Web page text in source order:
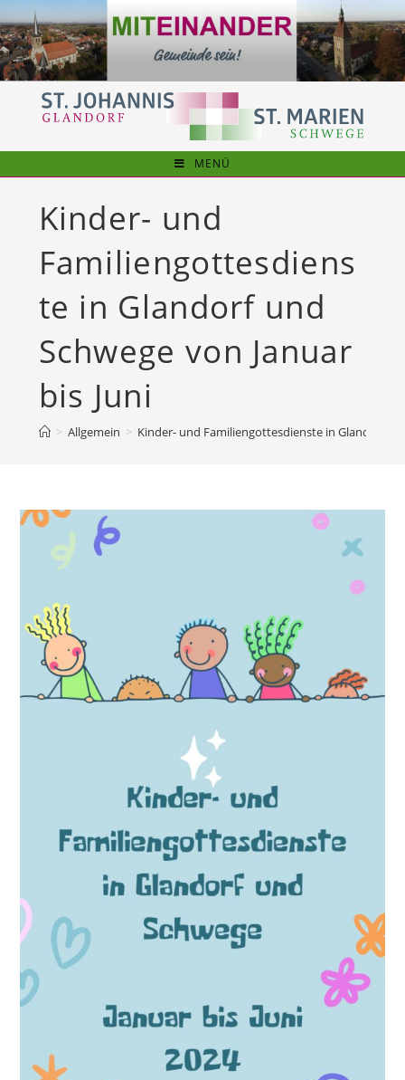
Inhalt
springen
MENÜ
Kinder- und
Familiengottesdiens
te in Glandorf und
Schwege von Januar
bis Juni
> Allgemein > Kinder- und Familiengottesdienste in Glandorf